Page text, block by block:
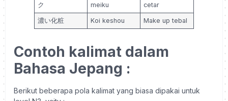
ク
meiku
cetar
濃い化粧 Koi keshou Make up tebal
Contoh kalimat dalam
Bahasa Jepang :
Berikut beberapa pola kalimat yang biasa dipakai untuk